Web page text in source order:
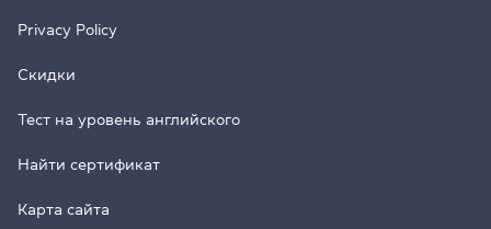
Privacy Policy
Скидки
Тест на уровень английского
Найти сертификат
Карта сайта